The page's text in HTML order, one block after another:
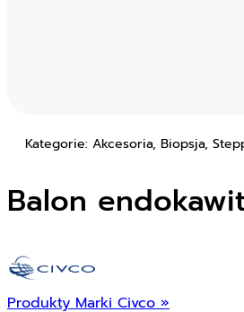
Kategorie: Akcesoria, Biopsja,
Balon
Produkty Marki Civco »